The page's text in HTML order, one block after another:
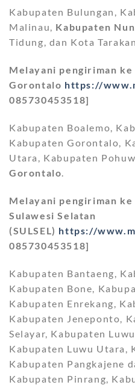
Kabupaten Bulungan,
Malinau, Kabupaten
Tidung, dan Kota
Melayani pengiriman
Gorontalo https://
085730453518]
Kabupaten Boalemo,
Kabupaten Gorontalo,
Utara, Kabupaten
Gorontalo.
Melayani pengiriman
Sulawesi Selatan
(SULSEL) https://
085730453518]
Kabupaten Bantaeng,
Kabupaten Bone,
Kabupaten Enrekang,
Kabupaten Jeneponto,
Selayar, Kabupaten
Kabupaten Luwu Utara,
Kabupaten Pangkajene
Kabupaten Pinrang,